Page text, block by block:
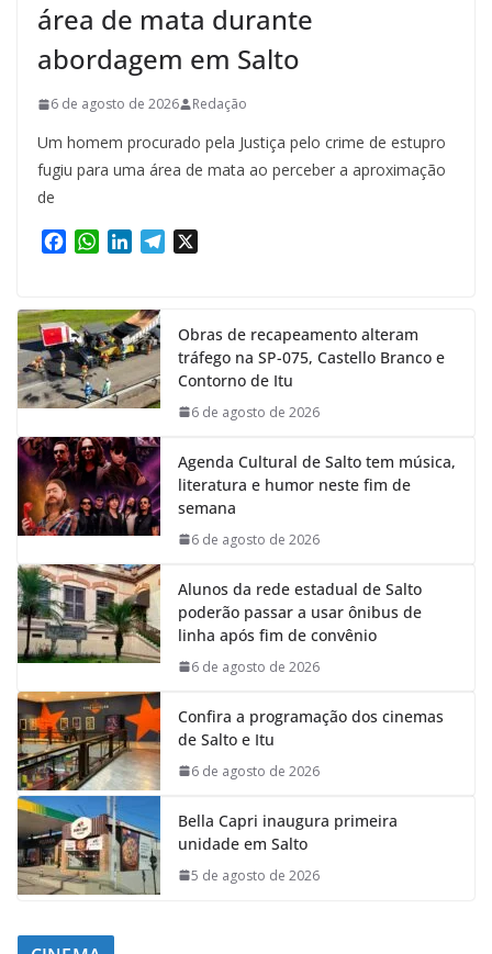
área de mata durante
abordagem em Salto
6 de agosto de 2026 Redação
Um homem procurado pela Justiça pelo crime de estupro
fugiu para uma área de mata ao perceber a aproximação
de
e
b
o
o
k
W
t
s
A
p
p
k
e
d
I
n
m
Obras de recapeamento alteram
tráfego na SP-075, Castello Branco e
Contorno de Itu
6 de agosto de 2026
Agenda Cultural de Salto tem música,
literatura e humor neste fim de
semana
6 de agosto de 2026
Alunos da rede estadual de Salto
poderão passar a usar ônibus de
linha após fim de convênio
6 de agosto de 2026
Confira a programação dos cinemas
de Salto e Itu
6 de agosto de 2026
Bella Capri inaugura primeira
unidade em Salto
5 de agosto de 2026